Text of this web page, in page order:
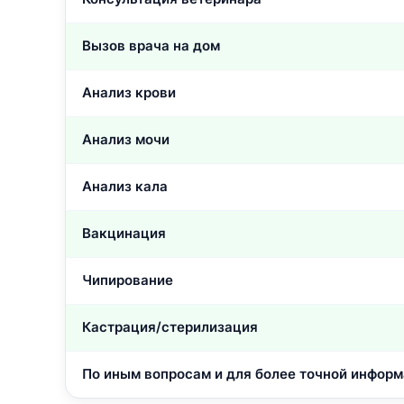
Вызов врача на дом
Анализ крови
Анализ мочи
Анализ кала
Вакцинация
Чипирование
Кастрация/стерилизация
По иным вопросам и для более точной